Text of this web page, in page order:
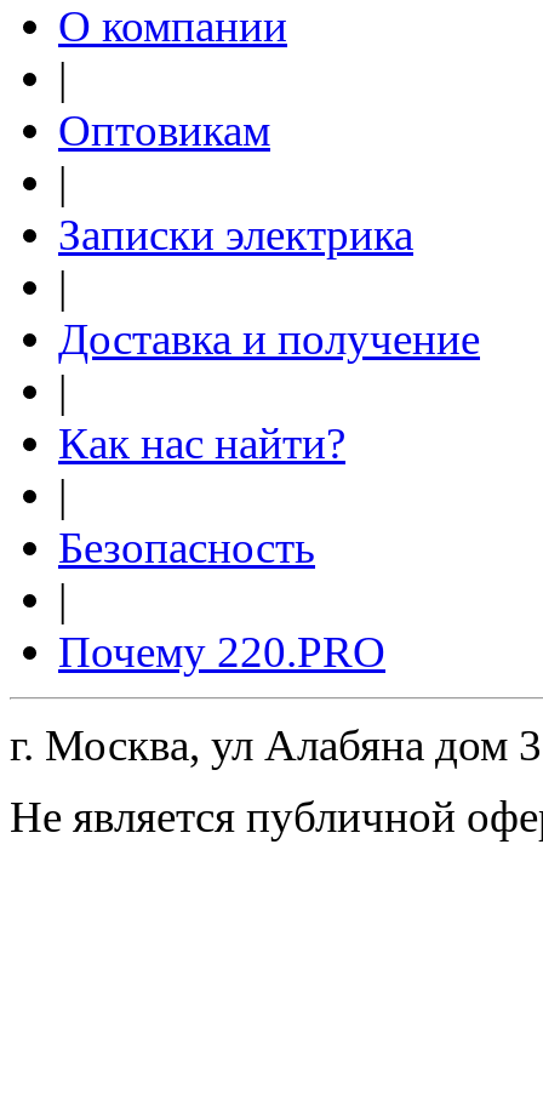
О компании
|
Оптовикам
|
Записки электрика
|
Доставка и получение
|
Как нас найти?
|
Безопасность
|
Почему 220.PRO
г. Москва, ул Алабяна дом
Не является публичной